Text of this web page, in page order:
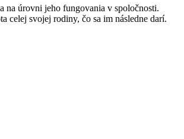
na úrovni jeho fungovania v spoločnosti.
celej svojej rodiny, čo sa im následne darí.